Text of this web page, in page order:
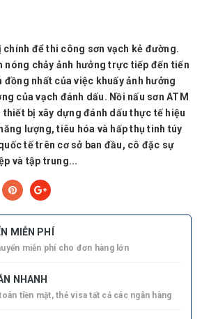
chính để thi công sơn vạch kẻ đường.
nóng chảy ảnh hưởng trực tiếp đến tiến
nhất của việc khuấy ảnh hưởng
của vạch đánh dấu. Nồi nấu sơn ATM
thiết bị xây dựng đánh dấu thực tế hiệu
lượng, tiêu hóa và hấp thụ tinh túy
tế trên cơ sở ban đầu, cô đặc sự
và tập trung...
MIỄN PHÍ
miễn phí cho đơn hàng lớn
NHANH
tiền mặt, thẻ visa tất cả các ngân hàng